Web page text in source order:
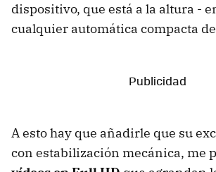
dispositivo, que está a la altura -
cualquier automática compacta
A esto hay que añadirle que su
con estabilización mecánica, me